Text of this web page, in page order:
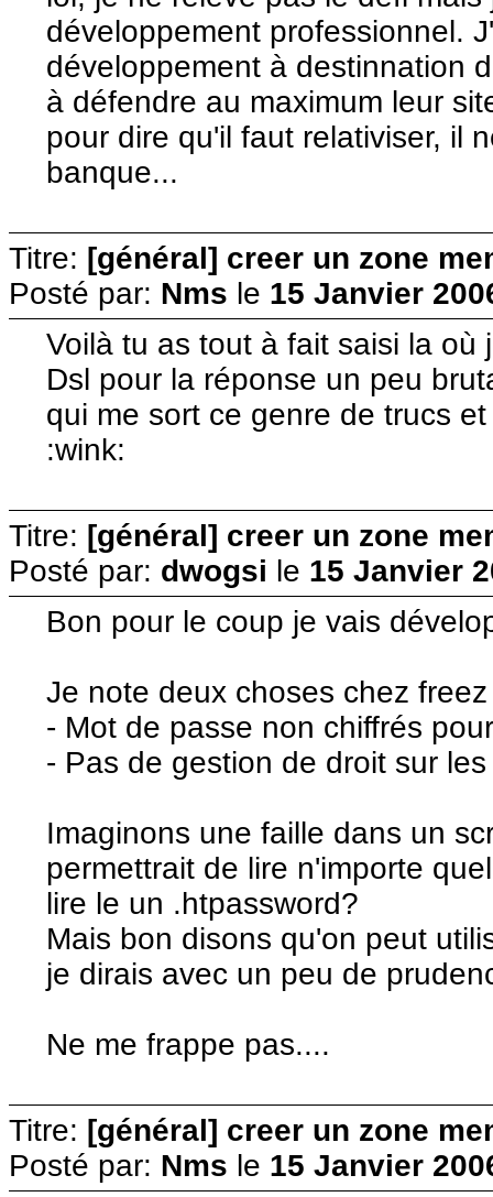
développement professionnel.
développement à destinnation
à défendre au maximum leur
pour dire qu'il faut relativiser, il
banque...
Titre: [général] creer un zone
Posté par: Nms le 15 Janvier
Voilà tu as tout à fait saisi la où
Dsl pour la réponse un peu
qui me sort ce genre de trucs
:wink:
Titre: [général] creer un zone
Posté par: dwogsi le 15 Janvier
Bon pour le coup je vais
Je note deux choses chez
- Mot de passe non chiffrés
- Pas de gestion de droit sur
Imaginons une faille dans un
permettrait de lire n'importe
lire le un .htpassword?
Mais bon disons qu'on peut
je dirais avec un peu de
Ne me frappe pas....
Titre: [général] creer un zone
Posté par: Nms le 15 Janvier